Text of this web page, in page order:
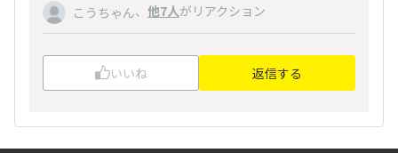
こうちゃん、 他7人がリアクション
いいね 返信する